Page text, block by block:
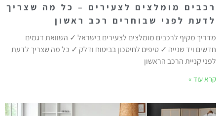
רכבים מומלצים לצעירים – כל מה שצריך
לדעת לפני שבוחרים רכב ראשון
מדריך מקיף לרכבים מומלצים לצעירים בישראל ✓ השוואת דגמים
חדשים ויד שנייה ✓ טיפים לחיסכון בביטוח ודלק ✓ כל מה שצריך לדעת
לפני קניית הרכב הראשון
קרא עוד »